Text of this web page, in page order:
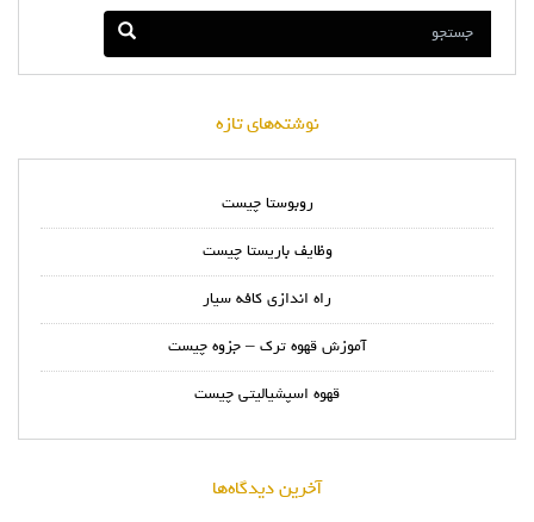
نوشته‌های تازه
روبوستا چیست
وظایف باریستا چیست
راه اندازی کافه سیار
آموزش قهوه ترک – جزوه چیست
قهوه اسپشیالیتی چیست
آخرین دیدگاه‌ها